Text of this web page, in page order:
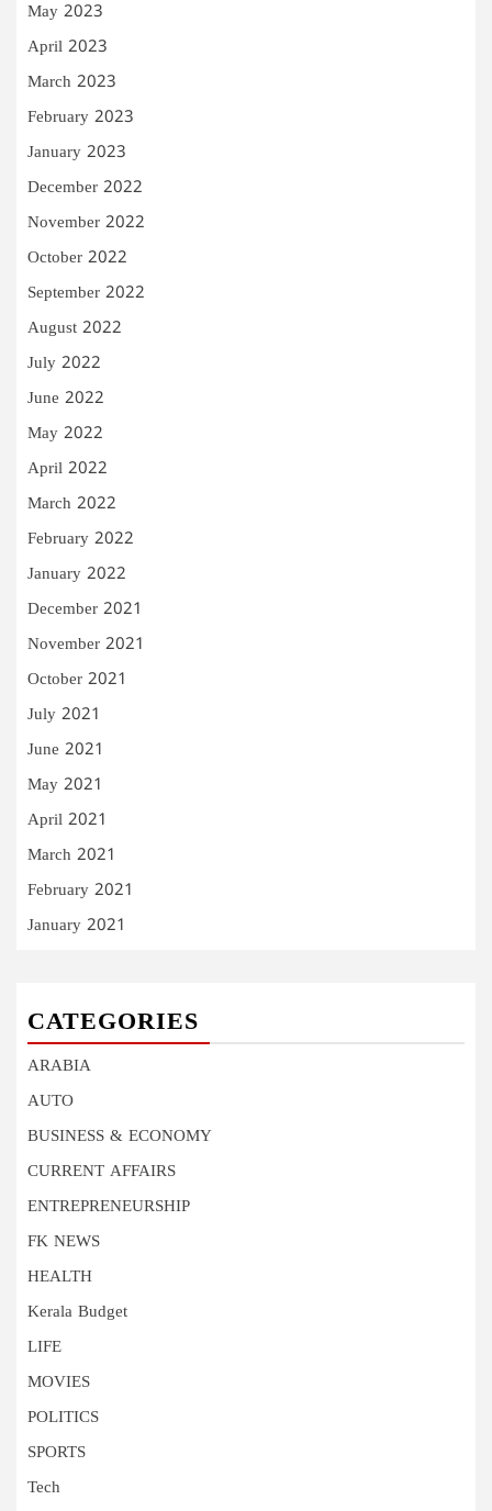
May 2023
April 2023
March 2023
February 2023
January 2023
December 2022
November 2022
October 2022
September 2022
August 2022
July 2022
June 2022
May 2022
April 2022
March 2022
February 2022
January 2022
December 2021
November 2021
October 2021
July 2021
June 2021
May 2021
April 2021
March 2021
February 2021
January 2021
CATEGORIES
ARABIA
AUTO
BUSINESS & ECONOMY
CURRENT AFFAIRS
ENTREPRENEURSHIP
FK NEWS
HEALTH
Kerala Budget
LIFE
MOVIES
POLITICS
SPORTS
Tech